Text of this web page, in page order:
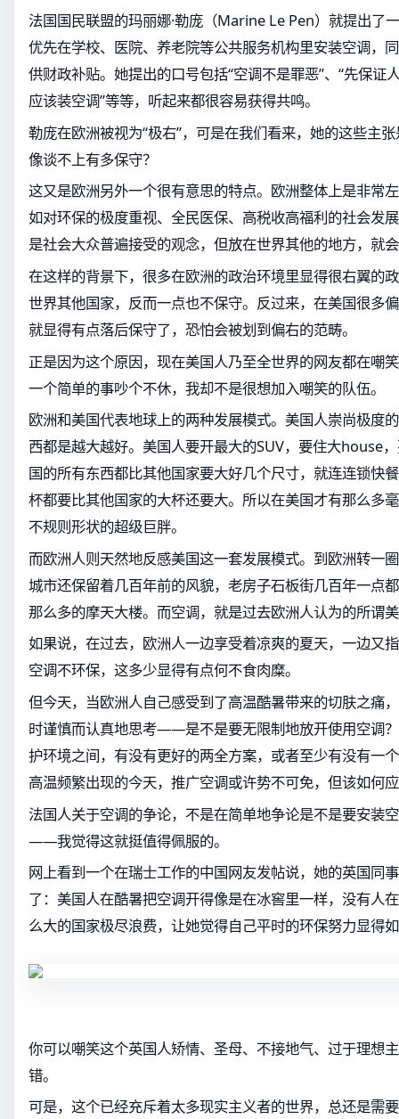
法国国民联盟的玛丽娜·勒庞（Marine Le Pen）就提出了
优先在学校、医院、养老院等公共服务机构里安装空调，
供财政补贴。她提出的口号包括“空调不是罪恶”、“先保证
应该装空调”等等，听起来都很容易获得共鸣。
勒庞在欧洲被视为“极右”，可是在我们看来，她的这些主
像谈不上有多保守？
这又是欧洲另外一个很有意思的特点。欧洲整体上是非常
如对环保的极度重视、全民医保、高税收高福利的社会发
是社会大众普遍接受的观念，但放在世界其他的地方，就
在这样的背景下，很多在欧洲的政治环境里显得很右翼的
世界其他国家，反而一点也不保守。反过来，在美国很多
就显得有点落后保守了，恐怕会被划到偏右的范畴。
正是因为这个原因，现在美国人乃至全世界的网友都在嘲
一个简单的事吵个不休，我却不是很想加入嘲笑的队伍。
欧洲和美国代表地球上的两种发展模式。美国人崇尚极度
西都是越大越好。美国人要开最大的SUV，要住大house
国的所有东西都比其他国家要大好几个尺寸，就连连锁快
杯都要比其他国家的大杯还要大。所以在美国才有那么多
不规则形状的超级巨胖。
而欧洲人则天然地反感美国这一套发展模式。到欧洲转一
城市还保留着几百年前的风貌，老房子石板街几百年一点
那么多的摩天大楼。而空调，就是过去欧洲人认为的所谓
如果说，在过去，欧洲人一边享受着凉爽的夏天，一边又
空调不环保，这多少显得有点何不食肉糜。
但今天，当欧洲人自己感受到了高温酷暑带来的切肤之痛
时谨慎而认真地思考——是不是要无限制地放开使用空调
护环境之间，有没有更好的两全方案，或者至少有没有一
高温频繁出现的今天，推广空调或许势不可免，但该如何
法国人关于空调的争论，不是在简单地争论是不是要安装
——我觉得这就挺值得佩服的。
网上看到一个在瑞士工作的中国网友发帖说，她的英国同
了：美国人在酷暑把空调开得像是在冰窖里一样，没有人
么大的国家极尽浪费，让她觉得自己平时的环保努力显得
你可以嘲笑这个英国人矫情、圣母、不接地气、过于理想
错。
可是，这个已经充斥着太多现实主义者的世界，总还是需